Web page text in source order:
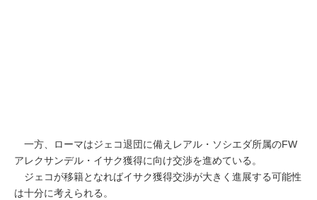
一方、ローマはジェコ退団に備えレアル・ソシエダ所属のFW
アレクサンデル・イサク獲得に向け交渉を進めている。
ジェコが移籍となればイサク獲得交渉が大きく進展する可能性
は十分に考えられる。